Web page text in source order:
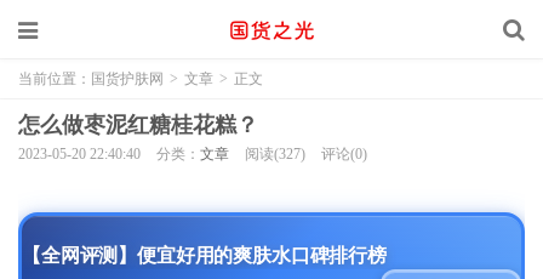
当前位置： 国货护肤网 > 文章 > 正文
怎么做枣泥红糖桂花糕？
2023-05-20 22:40:40 分类： 文章 阅读(327) 评论(0)
【全网评测】便宜好用的爽肤水口碑排行榜